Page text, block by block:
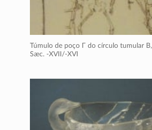
Túmulo de poço Γ do círculo tumular B,
Sæc. -XVII/-XVI